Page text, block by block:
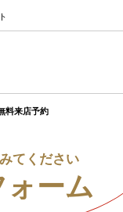
料来店予約
てください
ーム